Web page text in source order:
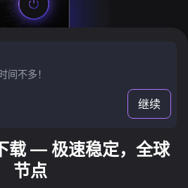
间不多！
继续
载 — 极速稳定，全球
节点